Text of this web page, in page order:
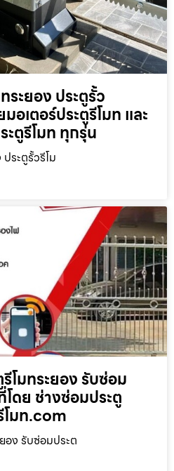
ระยอง ประตูรั้ว
อเตอร์ประตูรีโมท และ
ะตูรีโมท ทุกรุ่น
ระตูรั้วรีโม
โมทระยอง รับซ่อม
ดย ช่างซ่อมประตู
โมท.com
อง รับซ่อมประต